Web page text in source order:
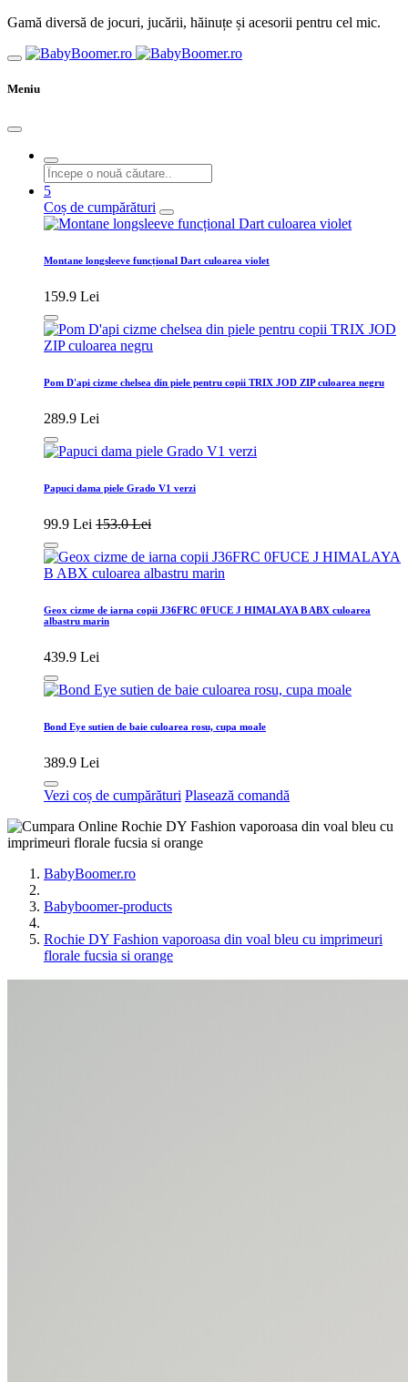
Gamă diversă de jocuri, jucării, hăinuțe și acesorii pentru cel mic.
Meniu
5
Coș de cumpărături
Montane longsleeve funcțional Dart culoarea violet
159.9 Lei
Pom D'api cizme chelsea din piele pentru copii TRIX JOD ZIP culoarea negru
289.9 Lei
Papuci dama piele Grado V1 verzi
99.9 Lei 153.0 Lei
Geox cizme de iarna copii J36FRC 0FUCE J HIMALAYA B ABX culoarea
albastru marin
439.9 Lei
Bond Eye sutien de baie culoarea rosu, cupa moale
389.9 Lei
Vezi coș de cumpărături Plasează comandă
BabyBoomer.ro
Babyboomer-products
Rochie DY Fashion vaporoasa din voal bleu cu imprimeuri
florale fucsia si orange